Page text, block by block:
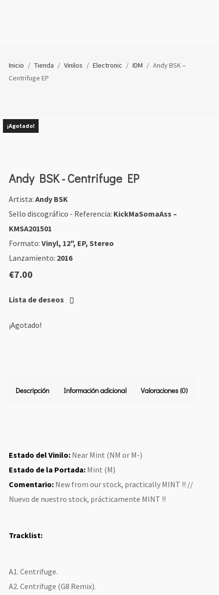
Inicio / Tienda / Vinilos / Electronic / IDM / Andy BSK –
Centrifuge EP
¡Agotado!
Andy BSK - Centrifuge EP
Artista: Andy BSK
Sello discográfico - Referencia: KickMaSomaAss ‎–
KMSA201501
Formato: Vinyl, 12", EP, Stereo
Lanzamiento: 2016
€7.00
Lista de deseos
¡Agotado!
Descripción Información adicional Valoraciones (0)
Estado del Vinilo:Near Mint (NM or M-)
Estado de la Portada:Mint (M)
Comentario: New from our stock, practically MINT !! //
Nuevo de nuestro stock, prácticamente MINT !!
Tracklist:
A1. Centrifuge.
A2. Centrifuge (G8 Remix).